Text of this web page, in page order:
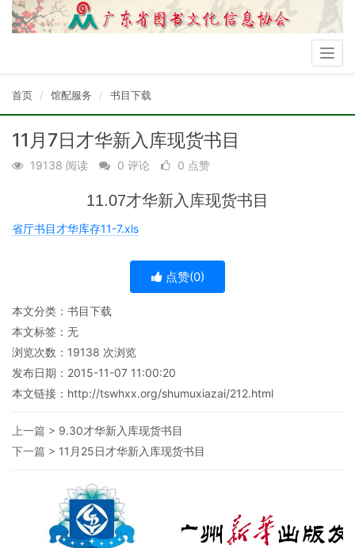
首页 馆配服务 书目下载
11月7日才华新入库现货书目
19138 阅读 0 评论 0 点赞
11.07才华新入库现货书目
省厅书目才华库存11-7.xls
点赞(0)
本文分类： 书目下载
本文标签：无
浏览次数： 19138 次浏览
发布日期：2015-11-07 11:00:20
本文链接： http://tswhxx.org/shumuxiazai/212.html
上一篇 > 9.30才华新入库现货书目
下一篇 > 11月25日才华新入库现货书目